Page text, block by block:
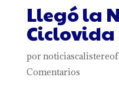
Llegó la
Ciclovida
por
Comentarios